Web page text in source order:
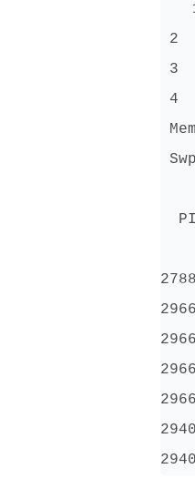
2
3
4